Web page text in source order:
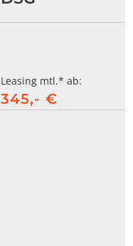
Leasing mtl.* ab:
345,- €